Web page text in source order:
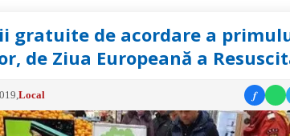
gratuite de acordare a
de Ziua Europeană a
,Local f